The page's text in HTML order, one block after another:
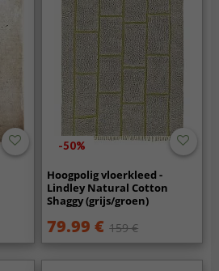
-50%
Hoogpolig vloerkleed -
Lindley Natural Cotton
Shaggy (grijs/groen)
79.99 € 159 €